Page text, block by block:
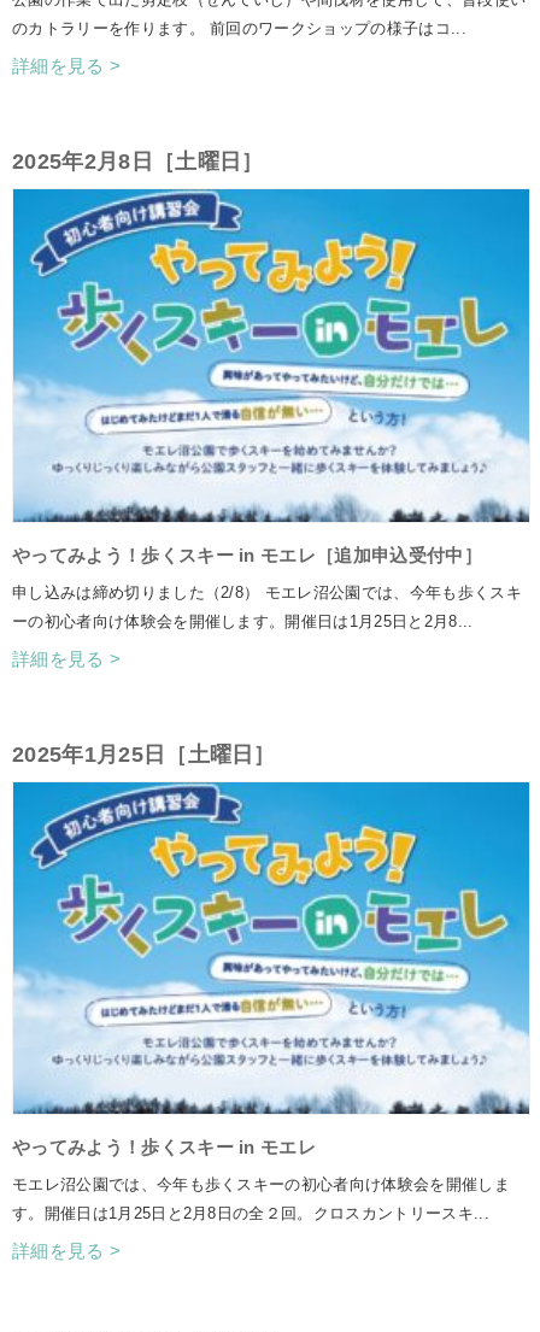
のカトラリーを作ります。 前回のワークショップの様子はコ...
詳細を見る >
2025年2月8日［土曜日］
やってみよう！歩くスキー in モエレ［追加申込受付中］
申し込みは締め切りました（2/8） モエレ沼公園では、今年も歩くスキ
ーの初心者向け体験会を開催します。開催日は1月25日と2月8...
詳細を見る >
2025年1月25日［土曜日］
やってみよう！歩くスキー in モエレ
モエレ沼公園では、今年も歩くスキーの初心者向け体験会を開催しま
す。開催日は1月25日と2月8日の全２回。クロスカントリースキ...
詳細を見る >